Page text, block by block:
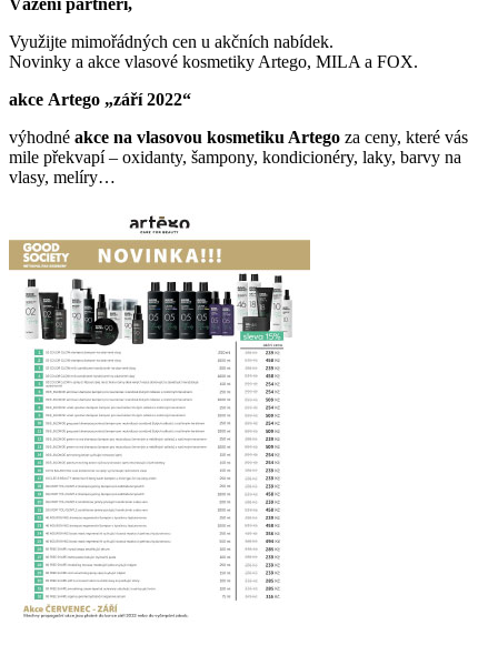
Využijte mimořádných cen u akčních nabídek.
Novinky a akce vlasové kosmetiky Artego, MILA a FOX.
akce Artego „září 2022“
výhodné akce na vlasovou kosmetiku Artego za ceny, které vás
mile překvapí – oxidanty, šampony, kondicionéry, laky, barvy na
vlasy, melíry…